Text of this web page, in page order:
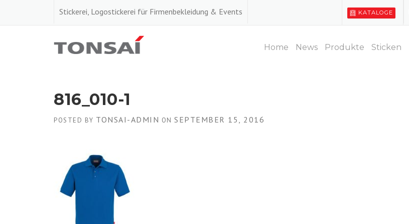
Stickerei, Logostickerei für Firmenbekleidung & Events KATALOGE
Home News Produkte Sticken
816_010-1
POSTED BY TONSAI-ADMIN ON SEPTEMBER 15, 2016